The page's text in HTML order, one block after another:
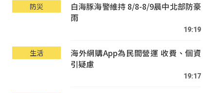
防災
白海豚海警維持 8/8-8/9晨中北部防豪
雨
19:19
生活
海外網購App為民間營運 收費、個資
引疑慮
19:17